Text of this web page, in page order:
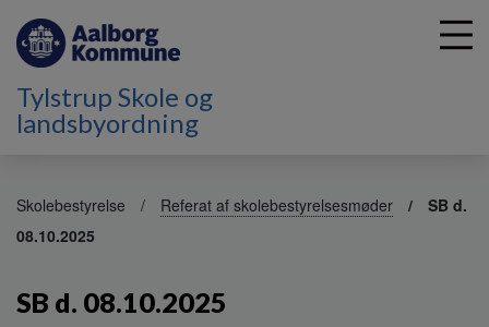
Tylstrup Skole og
landsbyordning
Skolebestyrelse Referat af skolebestyrelsesmøder
SB d.
08.10.2025
SB d. 08.10.2025